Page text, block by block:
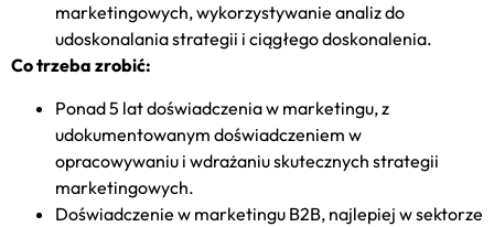
marketingowych, wykorzystywanie analiz do
udoskonalania strategii i ciągłego doskonalenia.
Co trzeba zrobić:
Ponad 5 lat doświadczenia w marketingu, z
udokumentowanym doświadczeniem w
opracowywaniu i wdrażaniu skutecznych strategii
marketingowych.
Doświadczenie w marketingu B2B, najlepiej w sektorze